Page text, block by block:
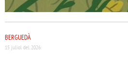
BERGUEDÀ
15 juliol del 2026